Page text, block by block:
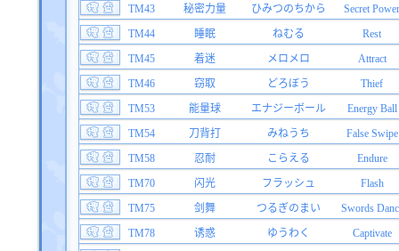
TM43
秘密力量 ひみつのちから
Secret Power
TM44
睡眠 ねむる
Rest
TM45
着迷 メロメロ
Attract
TM46
窃取 どろぼう
Thief
TM53
能量球 エナジーボール
Energy Ball
TM54
刀背打 みねうち
False Swipe
TM58
忍耐 こらえる
Endure
TM70
闪光 フラッシュ
Flash
TM75
剑舞 つるぎのまい
Swords
TM78
诱惑 ゆうわく
Captivate